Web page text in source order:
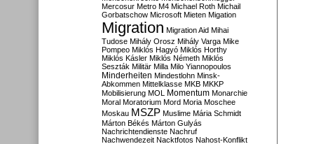
Mercosur Metro M4 Michael Roth Michail
Gorbatschow Microsoft Mieten Migation
Migration Migration Aid Mihai
Tudose Mihály Orosz Mihály Varga Mike
Pompeo Miklós Hagyó Miklós Horthy
Miklós Kásler Miklós Németh Miklós
Seszták Militär Milla Milo Yiannopoulos
Minderheiten Mindestlohn Minsk-
Abkommen Mittelklasse MKB MKKP
Mobilisierung MOL Momentum Monarchie
Moral Moratorium Mord Moria Moschee
Moskau MSZP Muslime Mária Schmidt
Márton Békés Márton Gulyás
Nachrichtendienste Nachruf
Nachwendezeit Nacktfotos Nahost-Konflikt